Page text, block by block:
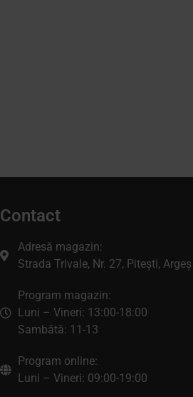
Contact
Adresă magazin:
Strada Trivale, Nr. 27, Pitești, Argeș
Program magazin:
Luni – Vineri: 13:00-18:00
Sambătă: 11-13
Program online:
Luni – Vineri: 09:00-19:00